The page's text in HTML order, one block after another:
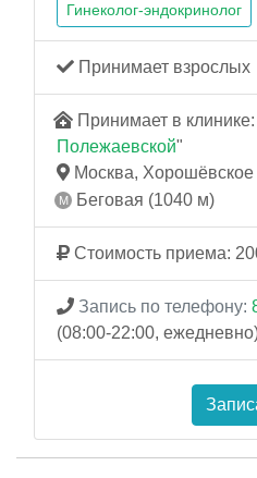
Гинеколог-эндокринолог
Принимает взрослых
Принимает в клинике:
Полежаевской"
Москва,
Беговая (1040 м)
Стоимость приема:
Запись по телефону:
(08:00-22:00,